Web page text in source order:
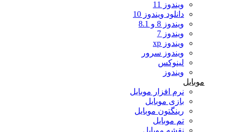
ویندوز 11
دانلود ویندوز 10
ویندوز 8 و 8.1
ویندوز 7
ویندوز xp
ویندوز سرور
لینوکس
ویندوز
موبایل
نرم افزار موبایل
بازی موبایل
رینگتون موبایل
تم موبایل
نقشه موبایل